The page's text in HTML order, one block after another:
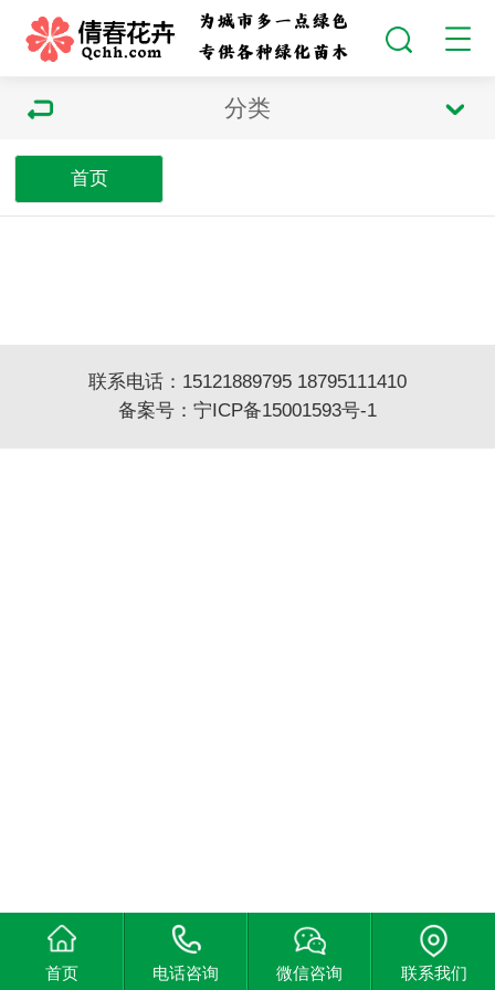
分类
首页
联系电话：15121889795 18795111410
备案号： 宁ICP备15001593号-1
首页 电话咨询 微信咨询 联系我们